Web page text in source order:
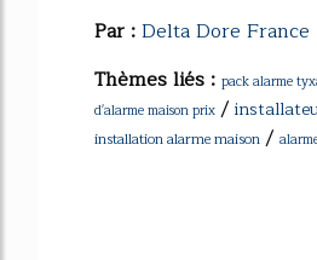
Par :Delta Dore France
Thèmes liés : pack alarme
d'alarme maison prix /
installation alarme maison /